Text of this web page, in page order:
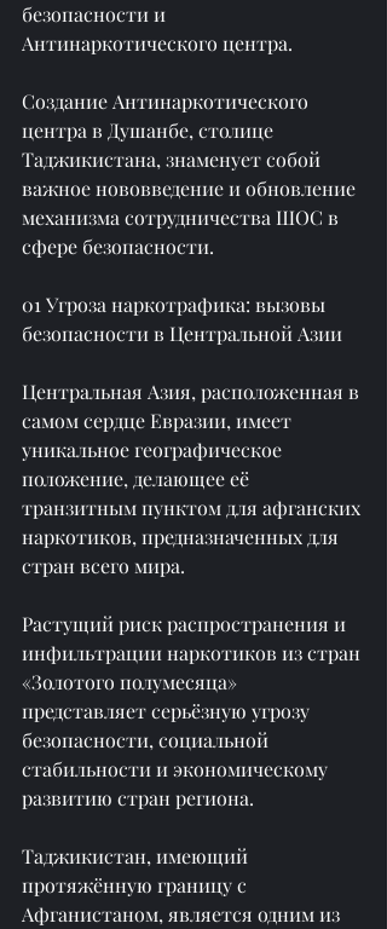
безопасности и
Антинаркотического центра.
Создание Антинаркотического
центра в Душанбе, столице
Таджикистана, знаменует собой
важное нововведение и обновление
механизма сотрудничества ШОС в
сфере безопасности.
01 Угроза наркотрафика: вызовы
безопасности в Центральной Азии
Центральная Азия, расположенная в
самом сердце Евразии, имеет
уникальное географическое
положение, делающее её
транзитным пунктом для афганских
наркотиков, предназначенных для
стран всего мира.
Растущий риск распространения и
инфильтрации наркотиков из стран
«Золотого полумесяца»
представляет серьёзную угрозу
безопасности, социальной
стабильности и экономическому
развитию стран региона.
Таджикистан, имеющий
протяжённую границу с
Афганистаном, является одним из